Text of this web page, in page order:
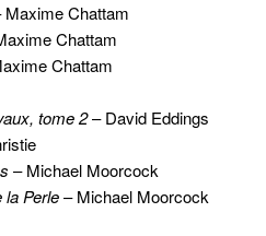
Chattam
Chattam
Chattam
tome 2– David Eddings
– Michael Moorcock
la Perle– Michael Moorcock